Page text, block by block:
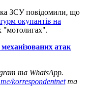
ЗСУ повідомили, що
окупантів на
"мотолигах".
атак
та WhatsApp.
korrespondentnetта